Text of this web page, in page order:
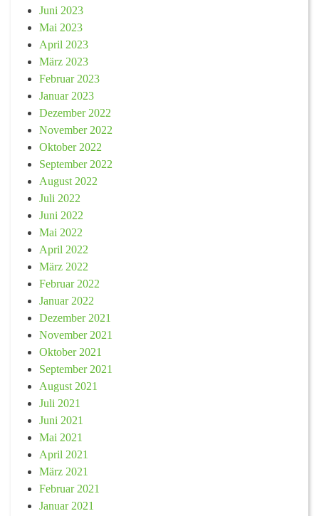
Juni 2023
Mai 2023
April 2023
März 2023
Februar 2023
Januar 2023
Dezember 2022
November 2022
Oktober 2022
September 2022
August 2022
Juli 2022
Juni 2022
Mai 2022
April 2022
März 2022
Februar 2022
Januar 2022
Dezember 2021
November 2021
Oktober 2021
September 2021
August 2021
Juli 2021
Juni 2021
Mai 2021
April 2021
März 2021
Februar 2021
Januar 2021